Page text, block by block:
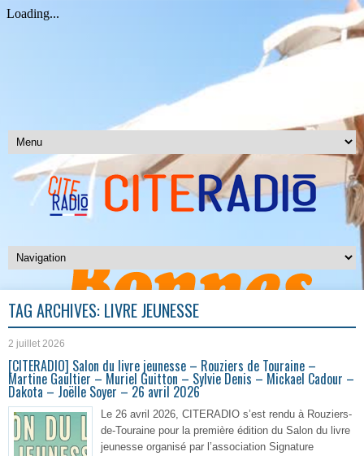
TAG ARCHIVES: LIVRE JEUNESSE
2 juillet 2026
[CITERADIO] Salon du livre jeunesse – Rouziers de Touraine –
Martine Gaultier – Muriel Guitton – Sylvie Denis – Mickael Cadour –
Dakota – Joëlle Soyer – 26 avril 2026
Le 26 avril 2026, CITERADIO s’est rendu à Rouziers-
de-Touraine pour la première édition du Salon du livre
jeunesse organisé par l’association Signature